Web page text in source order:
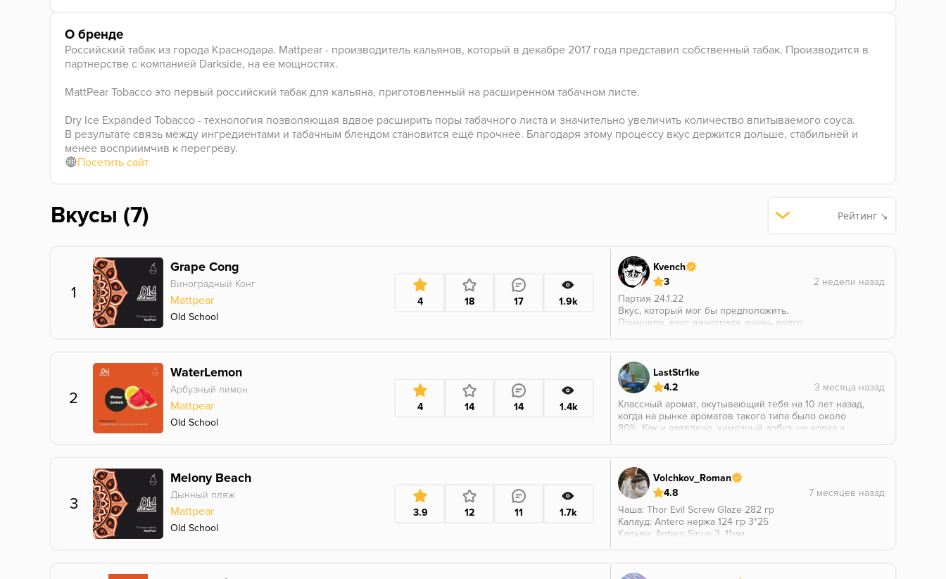
О бренде
Российский табак из города Краснодара. Mattpear - производитель кальянов, который в декабре 2017 года представил собственный табак. Производится в
партнерстве с компанией Darkside, на ее мощностях.
MattPear Tobacco это первый российский табак для кальяна, приготовленный на расширенном табачном листе.
Dry Ice Expanded Tobacco - технология позволяющая вдвое расширить поры табачного листа и значительно увеличить количество впитываемого соуса.
В результате связь между ингредиентами и табачным блендом становится ещё прочнее. Благодаря этому процессу вкус держится дольше, стабильней и
менее восприимчив к перегреву.
Посетить сайт
Вкусы (7) Рейтинг ↘
1
Grape Cong
Виноградный Конг
Mattpear
Old School
4 18 17 1.9k
Kvench
3
Партия 24.1.22
Вкус, который мог бы предположить.
Принципе, вкус винограда, очень долго
старого образца.
Вкус очень на любителя, поэтому... Нормом я не
могу назвать, даже для того времени.
2
WaterLemon
Арбузный лимон
Mattpear
Old School
4 14 14 1.4k
LastStr1ke
4.2
Классный аромат, окутывающий тебя на 10 лет назад,
когда на рынке ароматов такого типа было около
80%. Как и заявлено, химозный арбуз, не корка а
покур, как и почти все вкусы MP.
3
Melony Beach
Дынный пляж
Mattpear
Old School
3.9 12 11 1.7k
Volchkov_Roman
4.8
Чаша: Thor Evil Screw Glaze 282 гр
Калауд: Antero нержа 124 гр 3*25
Кальян: Antero Sirius 3, 11мм